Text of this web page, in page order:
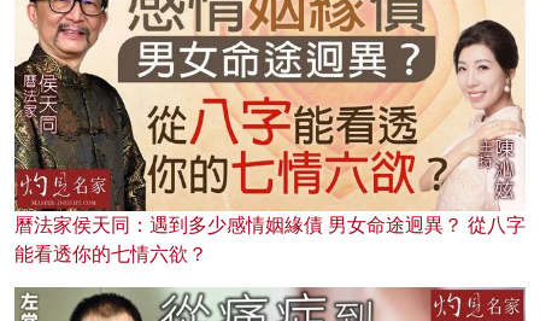
曆法家侯天同：遇到多少感情姻緣債 男女命途迥異？ 從八字
能看透你的七情六欲？